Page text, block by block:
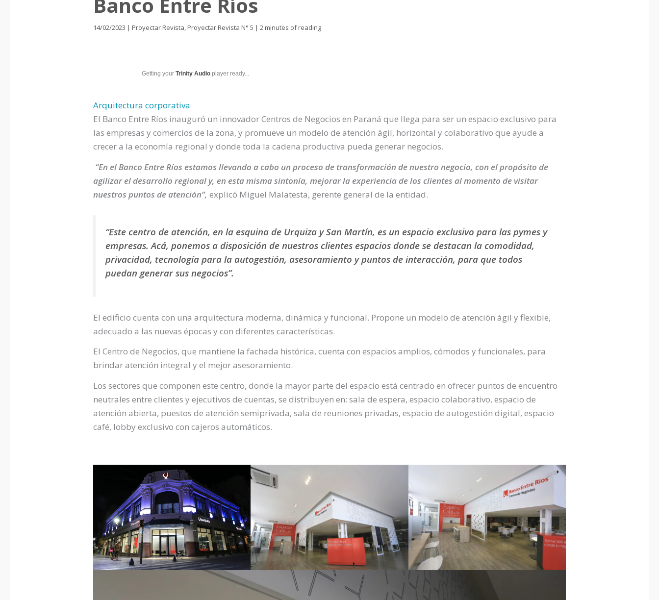
14/02/2023 | Proyectar Revista,Proyectar Revista N° 5 | 2 minutes of reading
Getting your Trinity Audio player ready...
Arquitectura corporativa
El Banco Entre Ríos inauguró un innovador Centros de Negocios en Paraná que llega para ser un espacio exclusivo para
las empresas y comercios de la zona, y promueve un modelo de atención ágil, horizontal y colaborativo que ayude a
crecer a la economía regional y donde toda la cadena productiva pueda generar negocios.
“En el Banco Entre Ríos estamos llevando a cabo un proceso de transformación de nuestro negocio, con el propósito de
agilizar el desarrollo regional y, en esta misma sintonía, mejorar la experiencia de los clientes al momento de visitar
nuestros puntos de atención”, explicó Miguel Malatesta, gerente general de la entidad.
“Este centro de atención, en la esquina de Urquiza y San Martín, es un espacio exclusivo para las pymes y
empresas. Acá, ponemos a disposición de nuestros clientes espacios donde se destacan la comodidad,
privacidad, tecnología para la autogestión, asesoramiento y puntos de interacción, para que todos
puedan generar sus negocios”.
El edificio cuenta con una arquitectura moderna, dinámica y funcional. Propone un modelo de atención ágil y flexible,
adecuado a las nuevas épocas y con diferentes características.
El Centro de Negocios, que mantiene la fachada histórica, cuenta con espacios amplios, cómodos y funcionales, para
brindar atención integral y el mejor asesoramiento.
Los sectores que componen este centro, donde la mayor parte del espacio está centrado en ofrecer puntos de encuentro
neutrales entre clientes y ejecutivos de cuentas, se distribuyen en: sala de espera, espacio colaborativo, espacio de
atención abierta, puestos de atención semiprivada, sala de reuniones privadas, espacio de autogestión digital, espacio
café, lobby exclusivo con cajeros automáticos.